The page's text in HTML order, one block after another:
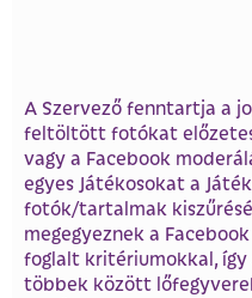
A Szervező fenntartja a
feltöltött fotókat
vagy a Facebook
egyes Játékosokat a
fotók/tartalmak
megegyeznek a
foglalt kritériumokkal,
többek között